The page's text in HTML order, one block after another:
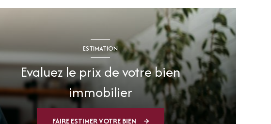
ESTIMATION
Evaluez le prix de votre bien
immobilier
FAIRE ESTIMER VOTRE BIEN